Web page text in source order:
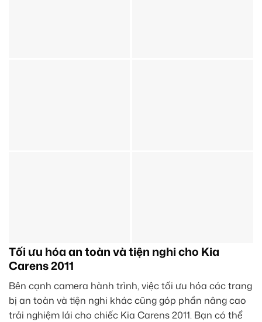
Tối ưu hóa an toàn và tiện nghi cho Kia
Carens 2011
Bên cạnh camera hành trình, việc tối ưu hóa các trang
bị an toàn và tiện nghi khác cũng góp phần nâng cao
trải nghiệm lái cho chiếc Kia Carens 2011. Bạn có thể